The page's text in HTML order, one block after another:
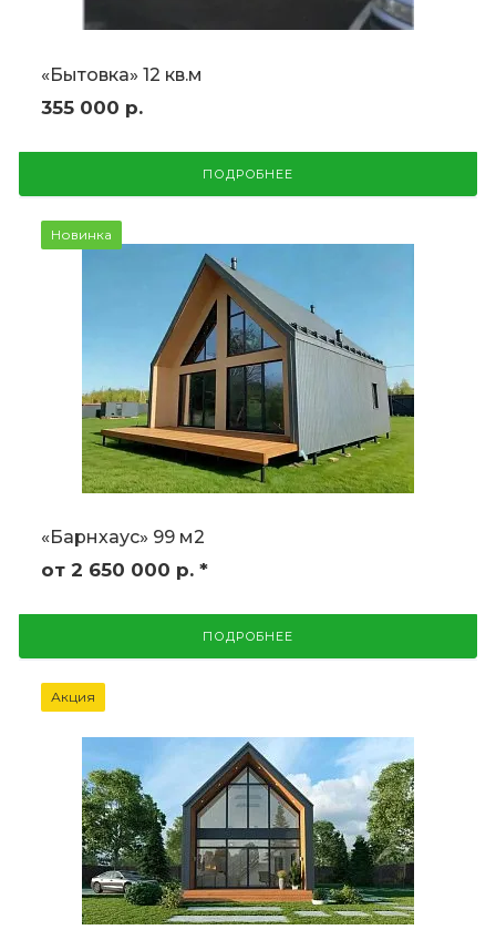
«Бытовка» 12 кв.м
355 000 р.
ПОДРОБНЕЕ
Новинка
«Барнхаус» 99 м2
от 2 650 000 р. *
ПОДРОБНЕЕ
Акция